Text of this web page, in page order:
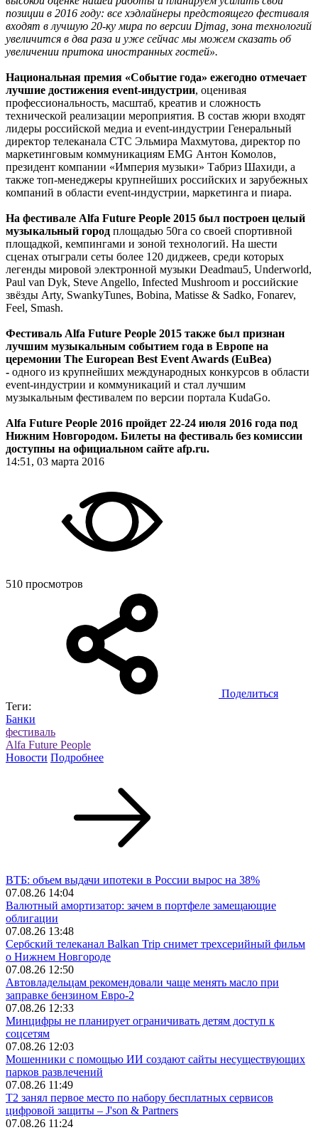
позиции в 2016 году: все хэдлайнеры предстоящего фестиваля
входят в лучшую 20-ку мира по версии Djmag, зона технологий
увеличится в два раза и уже сейчас мы можем сказать об
увеличении притока иностранных гостей».
Национальная премия «Событие года» ежегодно отмечает
лучшие достижения event-индустрии, оценивая
профессиональность, масштаб, креатив и сложность
технической реализации мероприятия. В состав жюри входят
лидеры российской медиа и event-индустрии Генеральный
директор телеканала СТС Эльмира Махмутова, директор по
маркетинговым коммуникациям EMG Антон Комолов,
президент компании «Империя музыки» Табриз Шахиди, а
также топ-менеджеры крупнейших российских и зарубежных
компаний в области event-индустрии, маркетинга и пиара.
На фестивале Alfa Future People 2015 был построен целый
музыкальный город площадью 50га со своей спортивной
площадкой, кемпингами и зоной технологий. На шести
сценах отыграли сеты более 120 диджеев, среди которых
легенды мировой электронной музыки Deadmau5, Underworld,
Paul van Dyk, Steve Angello, Infected Mushroom и российские
звёзды Arty, SwankyTunes, Bobina, Matisse & Sadko, Fonarev,
Feel, Smash.
Фестиваль Alfa Future People 2015 также был признан
лучшим музыкальным событием года в Европе на
церемонии The European Best Event Awards (EuBea)
- одного из крупнейших международных конкурсов в области
event-индустрии и коммуникаций и стал лучшим
музыкальным фестивалем по версии портала KudaGo.
Alfa Future People 2016 пройдет 22-24 июля 2016 года под
Нижним Новгородом. Билеты на фестиваль без комиссии
доступны на официальном сайте afp.ru.
14:51, 03 марта 2016
510 просмотров
Поделиться
Теги:
Банки
фестиваль
Alfa Future People
Новости Подробнее
ВТБ: объем выдачи ипотеки в России вырос на 38%
07.08.26 14:04
Валютный амортизатор: зачем в портфеле замещающие
облигации
07.08.26 13:48
Сербский телеканал Balkan Trip снимет трехсерийный фильм
о Нижнем Новгороде
07.08.26 12:50
Автовладельцам рекомендовали чаще менять масло при
заправке бензином Евро‑2
07.08.26 12:33
Минцифры не планирует ограничивать детям доступ к
соцсетям
07.08.26 12:03
Мошенники с помощью ИИ создают сайты несуществующих
парков развлечений
07.08.26 11:49
Т2 занял первое место по набору бесплатных сервисов
цифровой защиты – J'son & Partners
07.08.26 11:24